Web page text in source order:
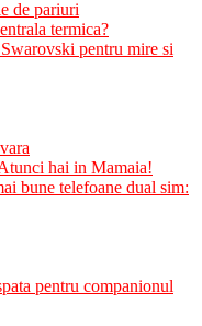
de pariuri
termica?
pentru mire si
hai in Mamaia!
bune telefoane dual sim:
pentru companionul